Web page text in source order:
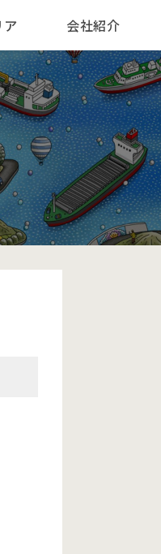
ア 会社紹介